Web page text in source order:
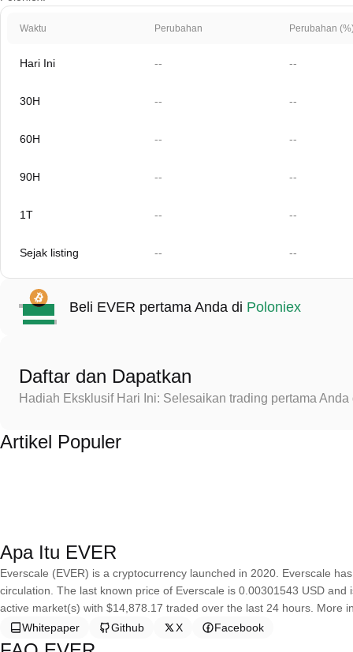
Waktu Perubahan Perubahan
Hari Ini -- --
30H -- --
60H -- --
90H -- --
1T -- --
Sejak listing -- --
Beli EVER pertama Anda di Poloniex
Daftar dan Dapatkan
Hadiah Eksklusif Hari Ini: Selesaikan trading pertama
Artikel Populer
Apa Itu EVER
Everscale (EVER) is a cryptocurrency launched in 2020. Everscale
circulation. The last known price of Everscale is 0.00301543 USD
active market(s) with $14,878.17 traded over the last 24 hours. More
Whitepaper
Github X Facebook